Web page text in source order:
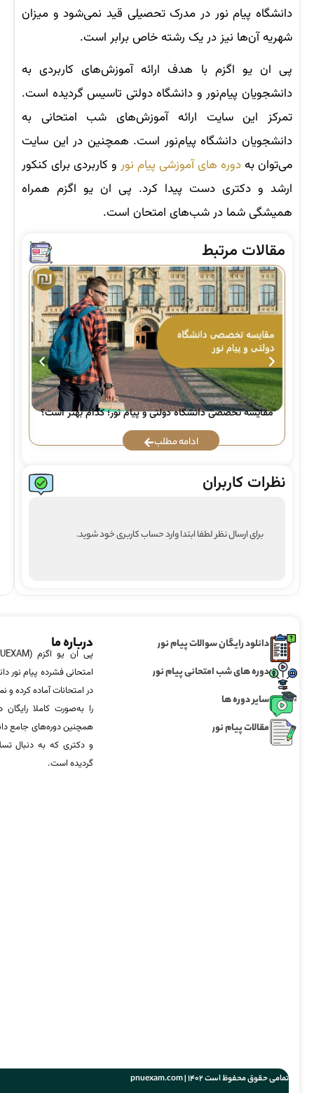
دانشگاه پیام نور در مدرک تحصیلی قید نمی‌شود و میزان
شهریه آن‌ها نیز در یک رشته خاص برابر است.
پی ان یو اگزم با هدف ارائه آموزش‌های کاربردی به
دانشجویان پیام‌نور و دانشگاه دولتی تاسیس گردیده است.
تمرکز این سایت ارائه آموزش‌های شب امتحانی به
دانشجویان دانشگاه پیام‌نور است. همچنین در این سایت
می‌توان بهدوره های آموزشی پیام نور و کاربردی برای کنکور
ارشد و دکتری دست پیدا کرد. پی ان یو اگزم همراه
همیشگی شما در شب‌های امتحان است.
مقالات مرتبط
مقایسه تخصصی دانشگاه دولتی و پیام نور؛ کدام بهتر است؟
ادامه مطلب
نظرات کاربران
برای ارسال نظر لطفا ابتدا وارد حساب کاربری خود شوید.
دانلود رایگان سوالات پیام نور
دوره های شب امتحانی پیام نور
سایر دوره ها
مقالات پیام نور
درباره ما
امتحانی فشرده پیام نور
در امتحانات آماده‌ کرده
را به‌صورت کاملا
همچنین دوره‌های جامع
و دکتری که به دنبال
گردیده است.
تمامی حقوق محفوظ است 1402 | pnuexam.com